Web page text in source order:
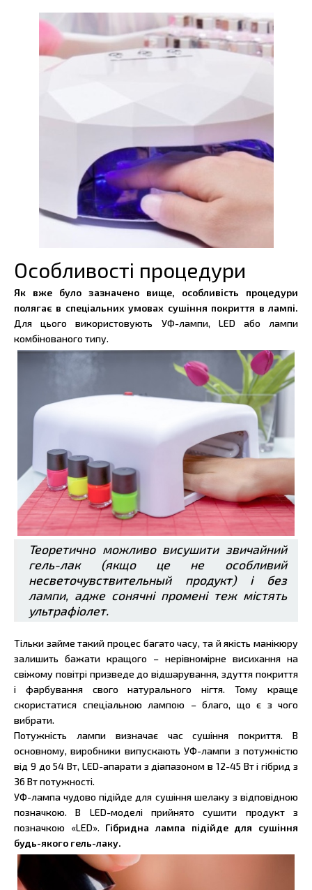
Особливості процедури
Як вже було зазначено вище, особливість процедури
полягає в спеціальних умовах сушіння покриття в лампі.
Для цього використовують УФ-лампи, LED або лампи
комбінованого типу.
Теоретично можливо висушити звичайний
гель-лак (якщо це не особливий
несветочувствительный продукт) і без
лампи, адже сонячні промені теж містять
ультрафіолет.
Тільки займе такий процес багато часу, та й якість манікюру
залишить бажати кращого – нерівномірне висихання на
свіжому повітрі призведе до відшарування, здуття покриття
і фарбування свого натурального нігтя. Тому краще
скористатися спеціальною лампою – благо, що є з чого
вибрати.
Потужність лампи визначає час сушіння покриття. В
основному, виробники випускають УФ-лампи з потужністю
від 9 до 54 Вт, LED-апарати з діапазоном в 12-45 Вт і гібрид з
36 Вт потужності.
УФ-лампа чудово підійде для сушіння шелаку з відповідною
позначкою. В LED-моделі прийнято сушити продукт з
позначкою «LED». Гібридна лампа підійде для сушіння
будь-якого гель-лаку.